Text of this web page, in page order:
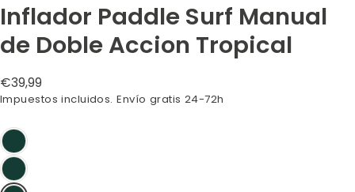
Inflador Paddle Surf Manual
de Doble Accion Tropical
Precio
regular
€39,99
Impuestos incluidos. Envío gratis 24-72h